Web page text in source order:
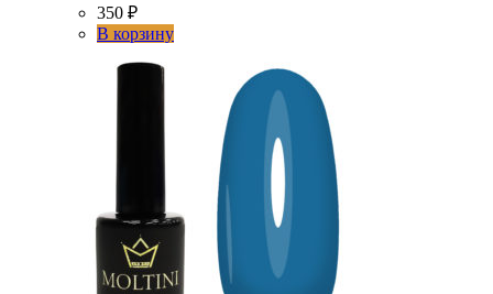
350 ₽
В корзину